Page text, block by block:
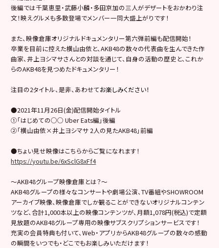
後編では千葉恵里・武藤小麟・多田京加の三人がデザートをおかわり注
文！映えグルメも多数登場でメンバー一同大盛上がりです！
また、映像倉庫オリジナルドキュメンタリー第六弾前編も配信開始！
卒業を目前に控えた横山由依と、AKB48の数々の代表曲を生んできた作
曲家、井上ヨシマサさんとの対談を通じて、自身の活動の歴史と、これか
らのAKB48を見つめたドキュメンタリー！
注目の2タイトル、是非、あわせてお楽しみください！
●2021年11月26日(金)配信開始タイトル
①「はじめての○○ Uber Eats編」後編
②「横山由依×井上ヨシマサ 2人の見たAKB48」前編
●ちょい見せ映像はこちらからご覧になれます！
https://youtu.be/6xSclG8xFf4
～AKB48グループ映像倉庫とは？～
AKB48グループの様々なコンサートや劇場公演、TV番組やSHOWROOM
アーカイブ映像、映像倉庫でしか観ることができないオリジナルコンテン
ツなど、合計1,000本以上の映像コンテンツが、月額1,078円(税込)で定額
見放題のAKB48グループ専用の映像サブスクリプションサービスです！
充実の会員特典も付いて、Web・アプリからAKB48グループの数々の感動
の瞬間をいつでも・どこでもお楽しみいただけます！